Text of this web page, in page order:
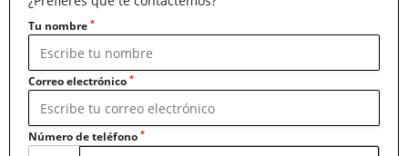
Tu nombre *
Correo electrónico *
Número de teléfono *